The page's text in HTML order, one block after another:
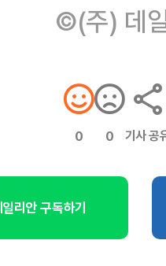
©(주) 데
0 0 기사 공
리안 구독하기